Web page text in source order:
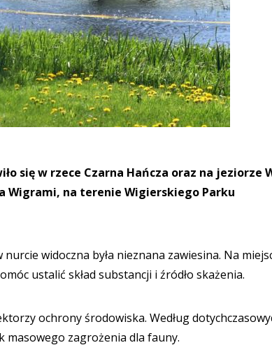
się w rzece Czarna Hańcza oraz na jeziorze
Wigrami, na terenie Wigierskiego Parku
widoczna była nieznana zawiesina. Na
ustalić skład substancji i źródło skażenia.
ochrony środowiska. Według
zagrożenia dla fauny.